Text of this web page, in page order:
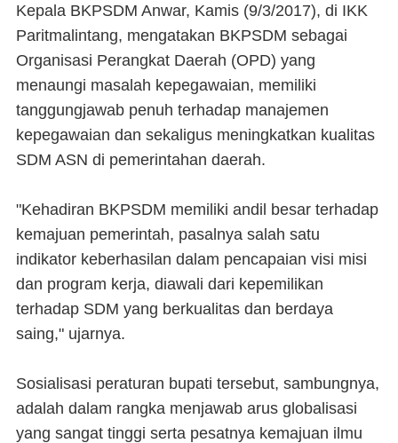
Kepala BKPSDM Anwar, Kamis (9/3/2017), di IKK
Paritmalintang, mengatakan BKPSDM sebagai
Organisasi Perangkat Daerah (OPD) yang
menaungi masalah kepegawaian, memiliki
tanggungjawab penuh terhadap manajemen
kepegawaian dan sekaligus meningkatkan kualitas
SDM ASN di pemerintahan daerah.
"Kehadiran BKPSDM memiliki andil besar terhadap
kemajuan pemerintah, pasalnya salah satu
indikator keberhasilan dalam pencapaian visi misi
dan program kerja, diawali dari kepemilikan
terhadap SDM yang berkualitas dan berdaya
saing," ujarnya.
Sosialisasi peraturan bupati tersebut, sambungnya,
adalah dalam rangka menjawab arus globalisasi
yang sangat tinggi serta pesatnya kemajuan ilmu